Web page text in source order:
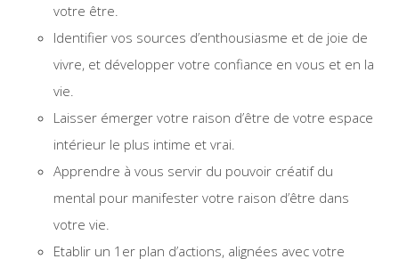
votre être.
Identifier vos sources d’enthousiasme et de joie de
vivre, et développer votre confiance en vous et en la
vie.
Laisser émerger votre raison d’être de votre espace
intérieur le plus intime et vrai.
Apprendre à vous servir du pouvoir créatif du
mental pour manifester votre raison d’être dans
votre vie.
Etablir un 1er plan d’actions, alignées avec votre